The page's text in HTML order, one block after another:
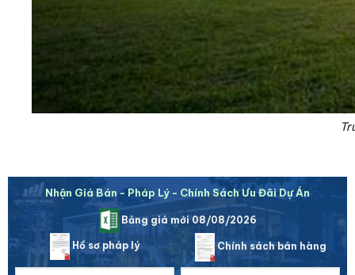
Nhận Giá Bán - Pháp Lý - Chính Sách Ưu Đãi Dự Án
Bảng giá mới 08/08/2026
Hồ sơ pháp lý Chính sách bán hàng